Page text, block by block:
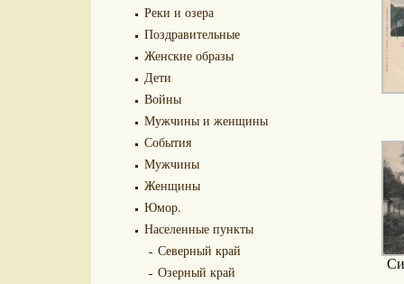
Реки и озера
Поздравительные
Женские образы
Дети
Войны
Мужчины и женщины
События
Мужчины
Женщины
Юмор.
Населенные пункты
Северный край
Озерный край